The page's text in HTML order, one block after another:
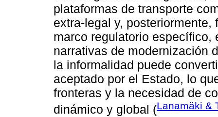
plataformas de transporte
extra-legal y,
marco regulatorio específico,
narrativas de modernización
la informalidad puede
aceptado por el Estado, lo
fronteras y la necesidad de
dinámico y global (Lanamäki &